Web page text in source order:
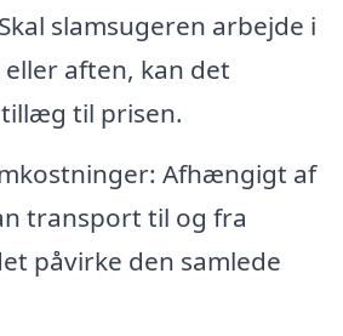
slamsugeren arbejde i
aften, kan det
til prisen.
Afhængigt af
transport til og fra
påvirke den samlede